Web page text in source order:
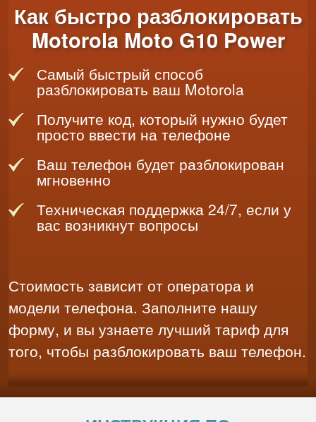
Как быстро разблокировать
Motorola Moto G10 Power
Самый быстрый способ
разблокировать ваш Motorola
Получите код, который нужно будет
просто ввести на телефоне
Ваш телефон будет разблокирован
мгновенно
Техническая поддержка 24/7, если у
вас возникнут вопросы
Стоимость зависит от оператора и
модели телефона. Заполните нашу
форму, и вы узнаете лучший тариф для
того, чтобы разблокировать ваш телефон.